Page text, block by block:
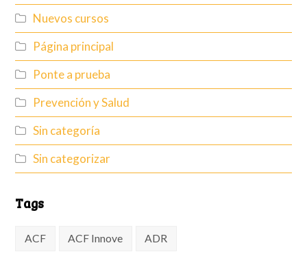
Nuevos cursos
Página principal
Ponte a prueba
Prevención y Salud
Sin categoría
Sin categorizar
Tags
ACF ACF Innove ADR